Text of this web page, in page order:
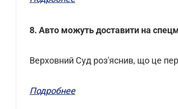
8. Авто можуть доставити на
Верховний Суд роз'яснив, що це
Подробнее